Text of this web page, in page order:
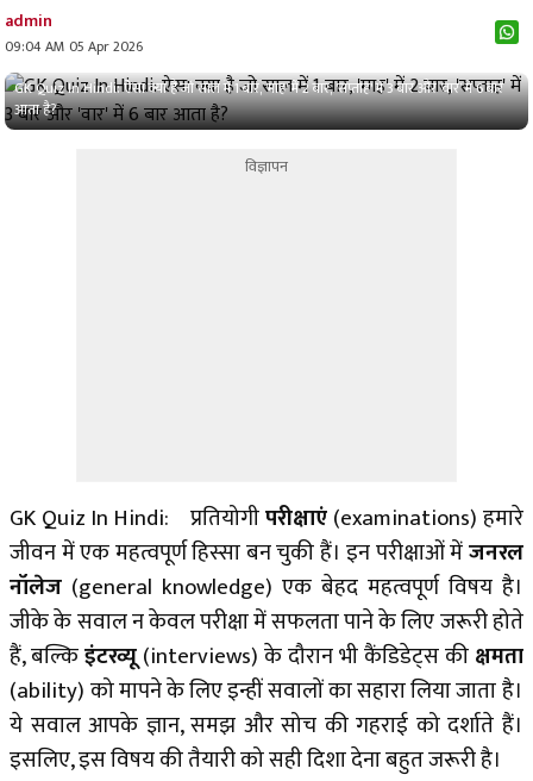
admin
09:04 AM 05 Apr 2026
GK Quiz In Hindi: ऐसा क्या है जो साल में 1 बार, 'माह' में 2 बार, 'सप्ताह' में 3 बार और 'वार' में 6 बार
आता है?
विज्ञापन
GK Quiz In Hindi: प्रतियोगीपरीक्षाएं(examinations) हमारे
जीवन में एक महत्वपूर्ण हिस्सा बन चुकी हैं। इन परीक्षाओं मेंजनरल
नॉलेज (general knowledge) एक बेहद महत्वपूर्ण विषय है।
जीके के सवाल न केवल परीक्षा में सफलता पाने के लिए जरूरी होते
हैं, बल्किइंटरव्यू(interviews) के दौरान भी कैंडिडेट्स कीक्षमता
(ability) को मापने के लिए इन्हीं सवालों का सहारा लिया जाता है।
ये सवाल आपके ज्ञान, समझ और सोच की गहराई को दर्शाते हैं।
इसलिए, इस विषय की तैयारी को सही दिशा देना बहुत जरूरी है।